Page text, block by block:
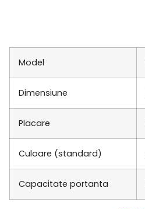
Model
Dimensiune
Placare
Culoare (standard)
Capacitate portanta